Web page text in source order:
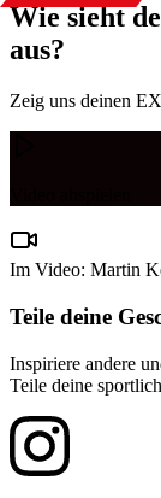
Wie sieht
aus?
Zeig uns deinen
Im Video: Martin
Teile deine
Inspiriere andere
Teile deine